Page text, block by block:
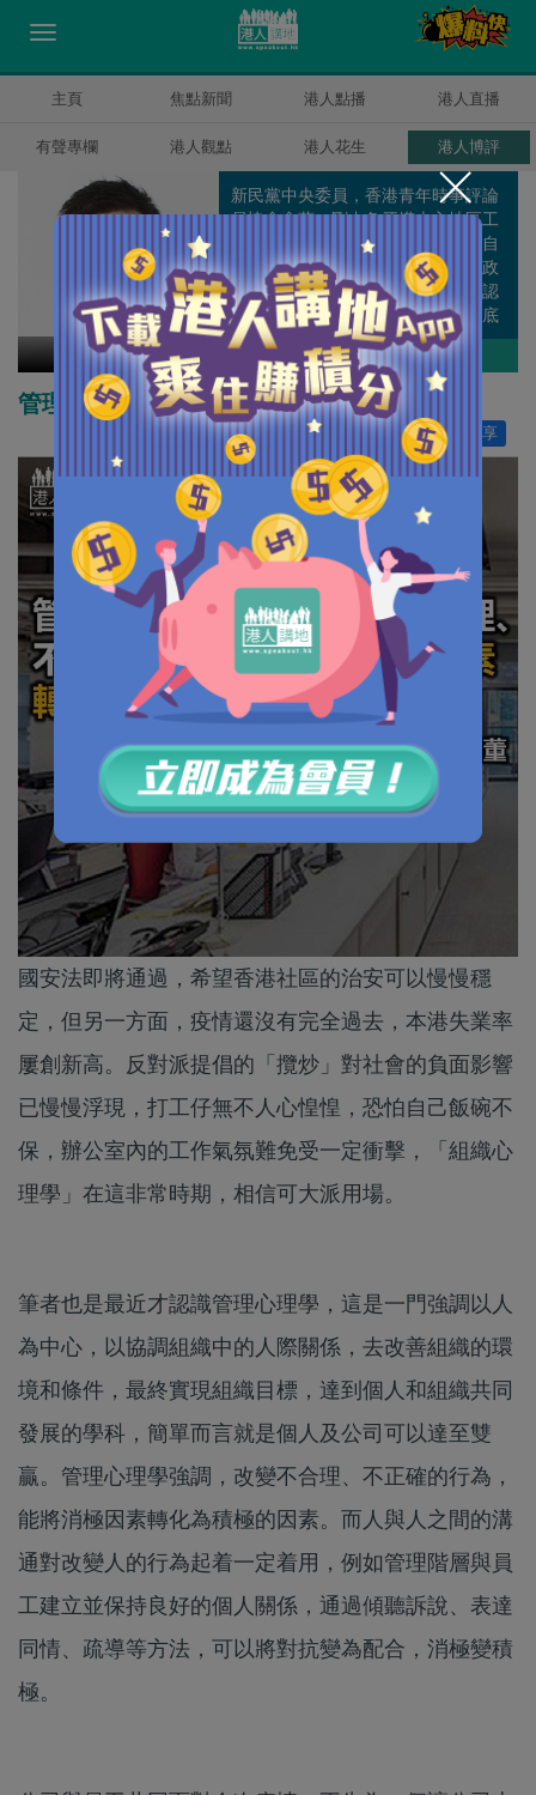
主頁 焦點新聞 港人點播 港人直播
有聲專欄 港人觀點 港人花生 港人博評
甘文鋒
新民黨中央委員，香港青年時事評論
員協會會董。剛由象牙塔走入地區工
作，遊走於理論與現實之間，不知自
己算是離地還是在地，但肯定任何政
策脫離社區都只會變成笑話，如果認
真就輸了，那就用輸家的身份走到底
吧。
作者其他博評
管理心理學助公司渡過難關
分享
60
國安法即將通過，希望香港社區的治安可以慢慢穩
定，但另一方面，疫情還沒有完全過去，本港失業率
屢創新高。反對派提倡的「攬炒」對社會的負面影響
已慢慢浮現，打工仔無不人心惶惶，恐怕自己飯碗不
保，辦公室內的工作氣氛難免受一定衝擊，「組織心
理學」在這非常時期，相信可大派用場。
筆者也是最近才認識管理心理學，這是一門強調以人
為中心，以協調組織中的人際關係，去改善組織的環
境和條件，最終實現組織目標，達到個人和組織共同
發展的學科，簡單而言就是個人及公司可以達至雙
贏。管理心理學強調，改變不合理、不正確的行為，
能將消極因素轉化為積極的因素。而人與人之間的溝
通對改變人的行為起着一定着用，例如管理階層與員
工建立並保持良好的個人關係，通過傾聽訴說、表達
同情、疏導等方法，可以將對抗變為配合，消極變積
極。